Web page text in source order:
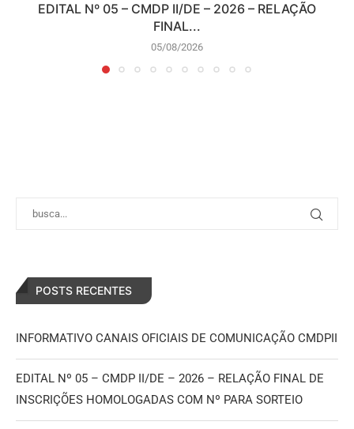
EDITAL Nº 05 – CMDP II/DE – 2026 – RELAÇÃO
FINAL...
05/08/2026
POSTS RECENTES
INFORMATIVO CANAIS OFICIAIS DE COMUNICAÇÃO CMDPII
EDITAL Nº 05 – CMDP II/DE – 2026 – RELAÇÃO FINAL DE
INSCRIÇÕES HOMOLOGADAS COM Nº PARA SORTEIO